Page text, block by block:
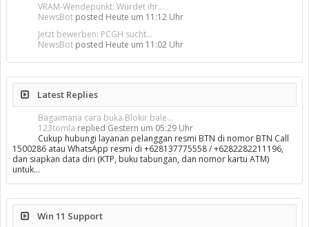
VRAM-Wendepunkt: Würdet ihr...
NewsBot posted Heute um 11:12 Uhr
Jetzt bewerben: PCGH sucht...
NewsBot posted Heute um 11:02 Uhr
Latest Replies
Bagaimana cara buka Blokir bale...
123tomla replied Gestern um 05:29 Uhr
Cukup hubungi layanan pelanggan resmi BTN di nomor BTN Call
1500286 atau WhatsApp resmi di +628137775558 / +6282282211196,
dan siapkan data diri (KTP, buku tabungan, dan nomor kartu ATM)
untuk…
Win 11 Support